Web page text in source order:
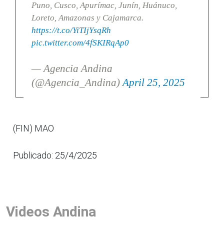
Puno, Cusco, Apurímac, Junín, Huánuco,
Loreto, Amazonas y Cajamarca.
https://t.co/YiTIjYsqRh
pic.twitter.com/4fSKIRqAp0
— Agencia Andina
(@Agencia_Andina)April 25, 2025
(FIN) MAO
Publicado: 25/4/2025
Videos Andina